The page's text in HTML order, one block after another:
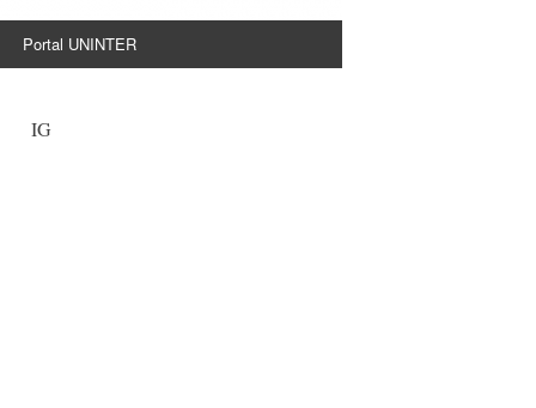
Portal UNINTER
IG